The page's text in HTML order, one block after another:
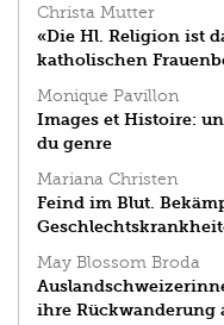
Christa Mutter
«Die Hl. Religion ist
katholischen
Monique Pavillon
Images et Histoire:
du genre
Mariana Christen
Feind im Blut.
May Blossom Broda
ihre Rückwanderung